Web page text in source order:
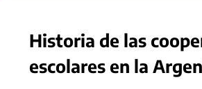
Historia de las
escolares en la